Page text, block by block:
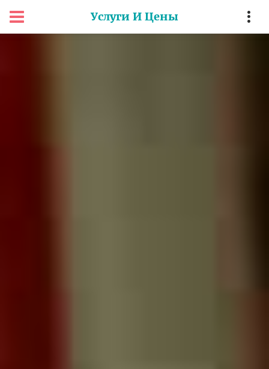
Услуги И Цены